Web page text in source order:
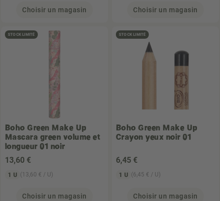
Choisir un magasin Choisir un magasin
STOCK LIMITÉ
Boho Green Make Up
Mascara green volume et
longueur 01 noir
13,60 €
1 U (13,60 € / U)
Choisir un magasin
STOCK LIMITÉ
Boho Green Make Up
Crayon yeux noir 01
6,45 €
1 U (6,45 € / U)
Choisir un magasin